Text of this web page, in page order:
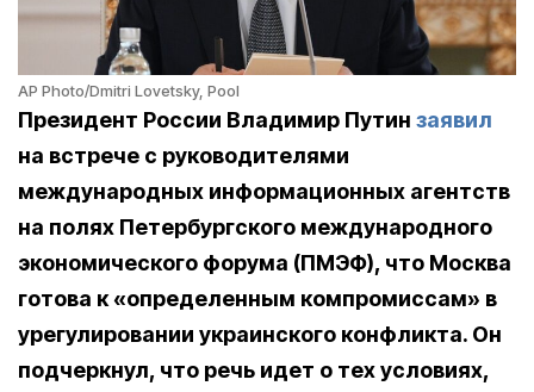
AP Photo/Dmitri Lovetsky, Pool
Президент России Владимир Путин заявил
на встрече с руководителями
международных информационных агентств
на полях Петербургского международного
экономического форума (ПМЭФ), что Москва
готова к «определенным компромиссам» в
урегулировании украинского конфликта. Он
подчеркнул, что речь идет о тех условиях,